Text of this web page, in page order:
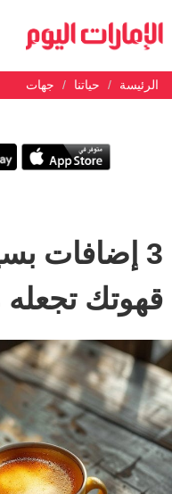
الرئيسة حياتنا جهات
3 إضافات
قهوتك